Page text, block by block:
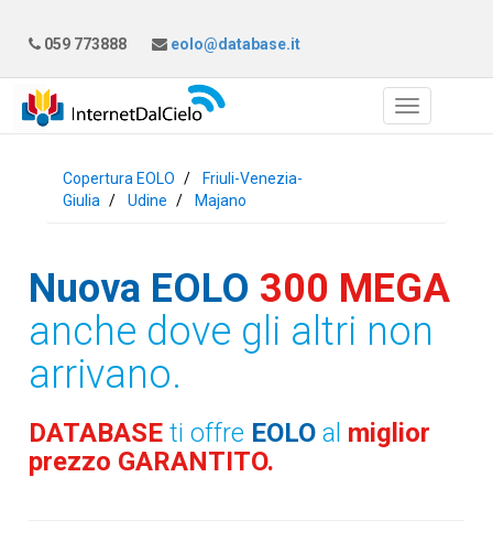
059 773888 eolo@database.it
Copertura EOLO
Friuli-Venezia-
Giulia
Udine Majano
Nuova EOLO 300 MEGA
anche dove gli altri non
arrivano.
DATABASEti offre EOLO al miglior
prezzo GARANTITO.